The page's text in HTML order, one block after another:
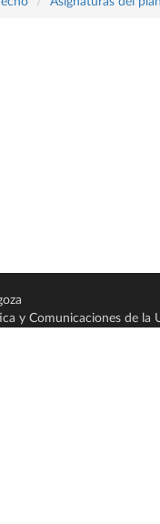
y Comunicaciones de la